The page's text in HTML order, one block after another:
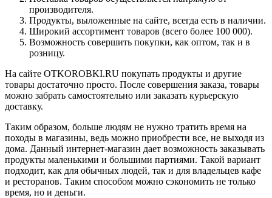
производителя.
Продукты, выложенные на сайте, всегда есть в наличии.
Широкий ассортимент товаров (всего более 100 000).
Возможность совершить покупки, как оптом, так и в
розницу.
На сайте OTKOROBKI.RU покупать продукты и другие
товары достаточно просто. После совершения заказа, товары
можно забрать самостоятельно или заказать курьерскую
доставку.
Таким образом, больше людям не нужно тратить время на
походы в магазины, ведь можно приобрести все, не выходя из
дома. Данный интернет-магазин дает возможность заказывать
продукты маленькими и большими партиями. Такой вариант
подходит, как для обычных людей, так и для владельцев кафе
и ресторанов. Таким способом можно сэкономить не только
время, но и деньги.